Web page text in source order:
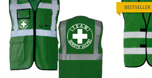
BESTSELLER